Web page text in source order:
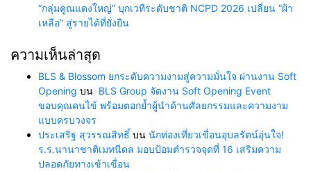
“กลุ่มคูณแดงใหญ่” บุกเวทีระดับชาติ NCPD 2026 เปลี่ยน “ผ้า
เหลือ” สู่รายได้ที่ยั่งยืน
ความเห็นล่าสุด
BLS & Blossom ยกระดับความงามสู่ความมั่นใจ ผ่านงาน Soft
Opening บน BLS Group จัดงาน Soft Opening Event
ขอบคุณคนไข้ พร้อมตอกย้ำผู้นำด้านศัลยกรรมและความงาม
แบบครบวงจร
ประเสริฐ สุวรรณสิทธิ์ บน นักท่องเที่ยวเขื่อนอุบลรัตน์อุ่นใจ!
ร.ร.นานาชาติเมทนีดล มอบป้อมตำรวจจุดที่ 16 เสริมความ
ปลอดภัยทางเข้าเขื่อน